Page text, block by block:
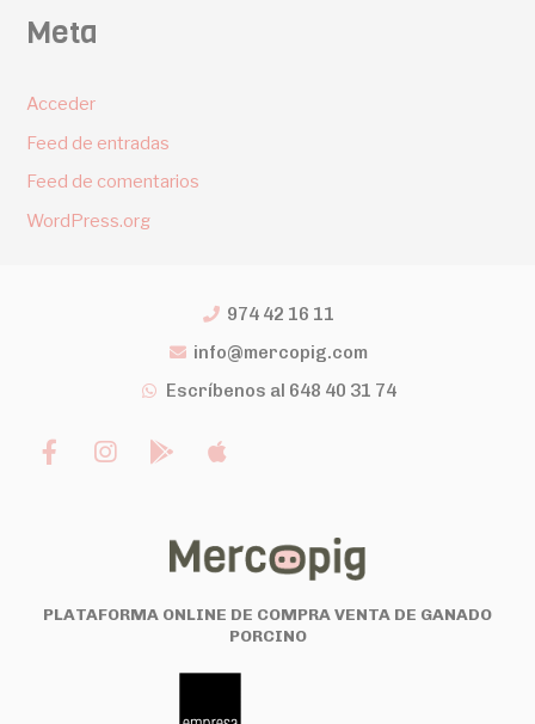
Meta
Acceder
Feed de entradas
Feed de comentarios
WordPress.org
974 42 16 11
info@mercopig.com
Escríbenos al 648 40 31 74
PLATAFORMA ONLINE DE COMPRA VENTA DE GANADO
PORCINO